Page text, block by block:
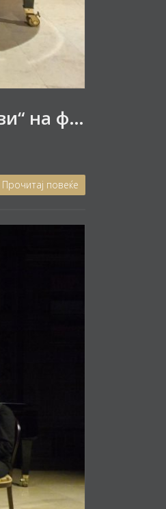
Концертна вечер со пијано – дуото „Гелебешеви“ на фестивалот „Златна лира“
Прочитај повеќе